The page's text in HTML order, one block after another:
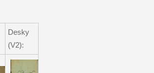
Desky
(V2):